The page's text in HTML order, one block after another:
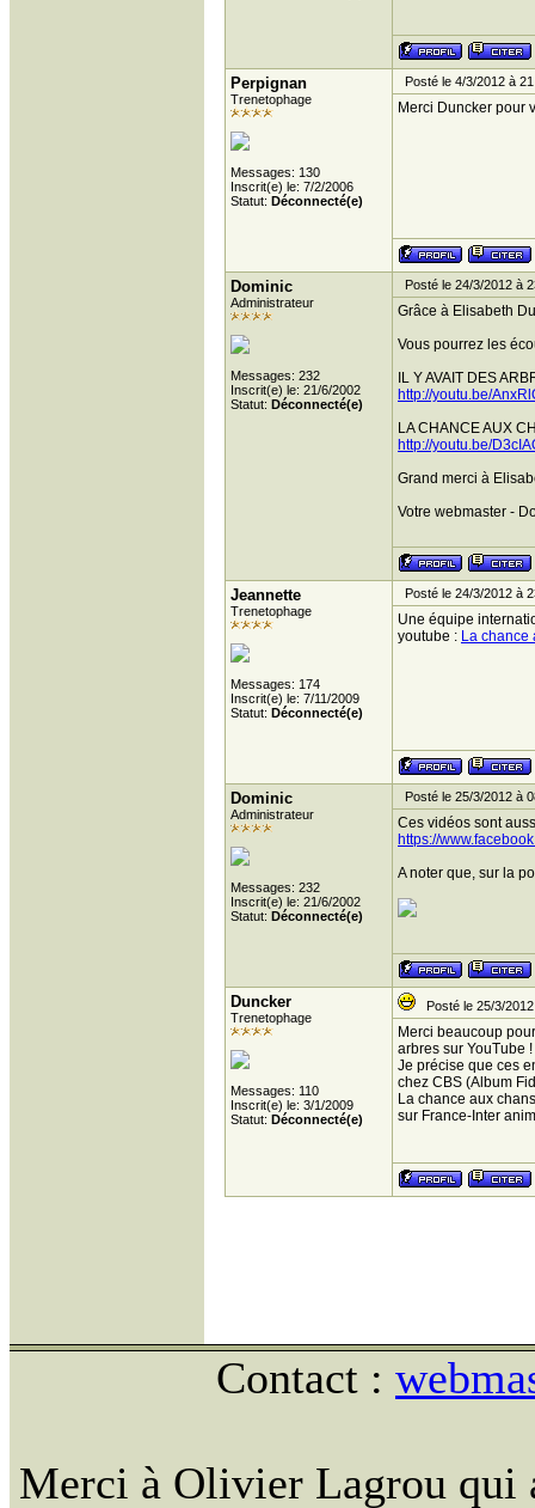
Perpignan
Trenetophage
Messages: 130
Inscrit(e) le: 7/2/2006
Statut: Déconnecté(e)
Posté le 4/3/2012 à
Merci Duncker pour
Dominic
Administrateur
Messages: 232
Inscrit(e) le: 21/6/2002
Statut: Déconnecté(e)
Posté le 24/3/2012 à
Grâce à Elisabeth
Vous pourrez les
IL Y AVAIT DES
http://youtu.be/
LA CHANCE AUX
http://youtu.be/
Grand merci à
Votre webmaster -
Jeannette
Trenetophage
Messages: 174
Inscrit(e) le: 7/11/2009
Statut: Déconnecté(e)
Posté le 24/3/2012 à
Une équipe
youtube : La chance
Dominic
Administrateur
Messages: 232
Inscrit(e) le: 21/6/2002
Statut: Déconnecté(e)
Posté le 25/3/2012 à
Ces vidéos sont
https://
A noter que, sur la
Duncker
Trenetophage
Messages: 110
Inscrit(e) le: 3/1/2009
Statut: Déconnecté(e)
Posté le 25/3/
Merci beaucoup
arbres sur YouTube !
Je précise que ces
chez CBS (Album
La chance aux
sur France-Inter
Contact :
Merci à Olivier Lagrou qui